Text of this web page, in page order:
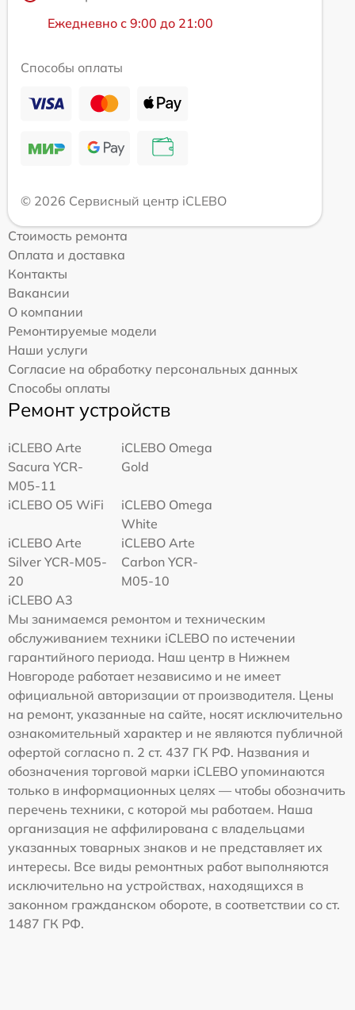
Ежедневно с 9:00 до 21:00
Способы оплаты
© 2026 Сервисный центр iCLEBO
Стоимость ремонта
Оплата и доставка
Контакты
Вакансии
О компании
Ремонтируемые модели
Наши услуги
Согласие на обработку персональных данных
Способы оплаты
Ремонт устройств
iCLEBO Arte
Sacura YCR-
M05-11
iCLEBO Omega
Gold
iCLEBO O5 WiFi
iCLEBO Omega
White
iCLEBO Arte
Silver YCR-M05-
20
iCLEBO Arte
Carbon YCR-
M05-10
iCLEBO A3
Мы занимаемся ремонтом и техническим
обслуживанием техники iCLEBO по истечении
гарантийного периода. Наш центр в Нижнем
Новгороде работает независимо и не имеет
официальной авторизации от производителя. Цены
на ремонт, указанные на сайте, носят исключительно
ознакомительный характер и не являются публичной
офертой согласно п. 2 ст. 437 ГК РФ. Названия и
обозначения торговой марки iCLEBO упоминаются
только в информационных целях — чтобы обозначить
перечень техники, с которой мы работаем. Наша
организация не аффилирована с владельцами
указанных товарных знаков и не представляет их
интересы. Все виды ремонтных работ выполняются
исключительно на устройствах, находящихся в
законном гражданском обороте, в соответствии со ст.
1487 ГК РФ.